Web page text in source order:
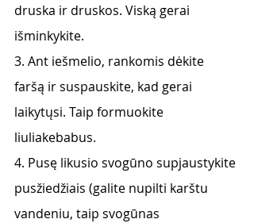
druska ir druskos. Viską gerai
išminkykite.
3. Ant iešmelio, rankomis dėkite
faršą ir suspauskite, kad gerai
laikytųsi. Taip formuokite
liuliakebabus.
4. Pusę likusio svogūno supjaustykite
pusžiedžiais (galite nupilti karštu
vandeniu, taip svogūnas